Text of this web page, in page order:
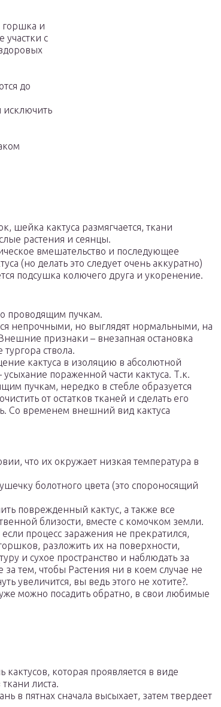
горшка и
участки с
до
шейка кактуса размягчается, ткани
растения и сеянцы.
вмешательство и последующее
(но делать это следует очень аккуратно)
подсушка колючего друга и укоренение.
проводящим пучкам.
непрочными, но выглядят нормальными, на
признаки – внезапная остановка
ствола.
кактуса в изоляцию в абсолютной
пораженной части кактуса. Т.к.
пучкам, нередко в стебле образуется
от остатков тканей и сделать его
Со временем внешний вид кактуса
что их окружает низкая температура в
болотного цвета (это спороносящий
поврежденный кактус, а также все
близости, вместе с комочком земли.
процесс заражения не прекратился,
разложить их на поверхности,
и сухое пространство и наблюдать за
тем, чтобы Растения ни в коем случае не
увеличится, вы ведь этого не хотите?.
можно посадить обратно, в свои любимые
кактусов, которая проявляется в виде
листа.
в пятнах сначала высыхает, затем твердеет